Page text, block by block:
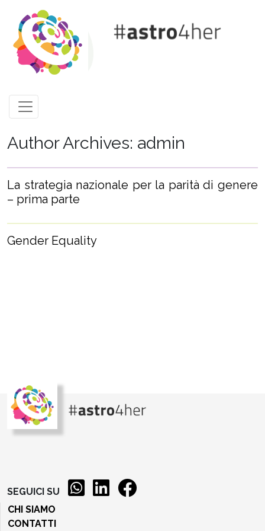
Author Archives: admin
La strategia nazionale per la parità di genere
– prima parte
Gender Equality
SEGUICI SU
CHI SIAMO
CONTATTI